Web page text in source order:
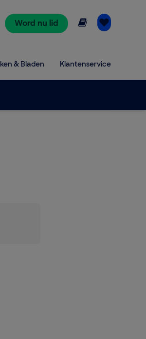
Word nu lid Online lezen
& Bladen Klantenservice